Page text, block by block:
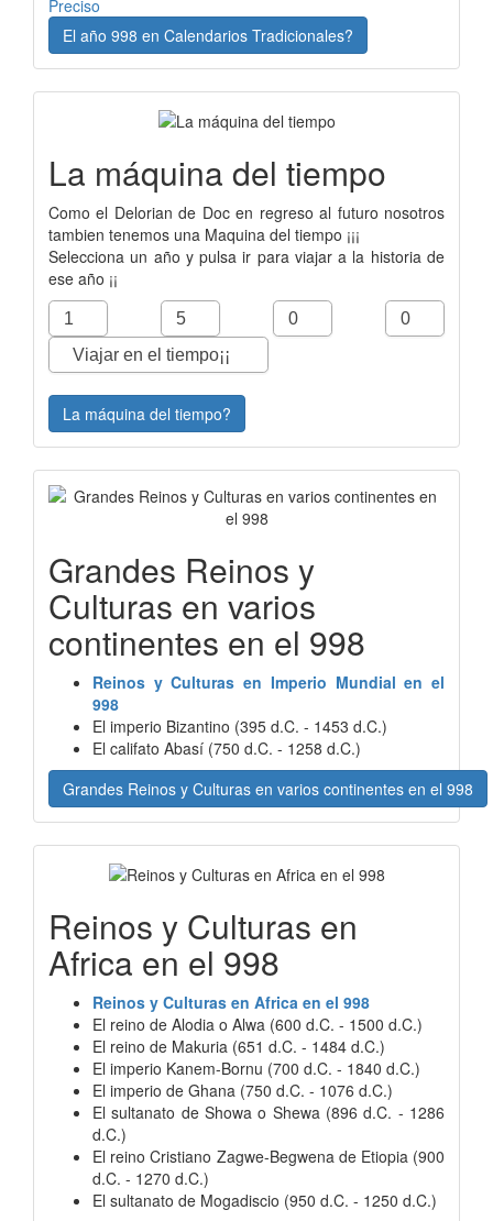
Preciso
El año 998 en Calendarios Tradicionales?
La máquina del tiempo
Como el Delorian de Doc en regreso al futuro nosotros
tambien tenemos una Maquina del tiempo ¡¡¡
Selecciona un año y pulsa ir para viajar a la historia de
ese año ¡¡
La máquina del tiempo?
Grandes Reinos y
Culturas en varios
continentes en el 998
Reinos y Culturas en Imperio Mundial en el
998
El imperio Bizantino (395 d.C. - 1453 d.C.)
El califato Abasí (750 d.C. - 1258 d.C.)
Grandes Reinos y Culturas en varios continentes en el 998
Reinos y Culturas en
Africa en el 998
Reinos y Culturas en Africa en el 998
El reino de Alodia o Alwa (600 d.C. - 1500 d.C.)
El reino de Makuria (651 d.C. - 1484 d.C.)
El imperio Kanem-Bornu (700 d.C. - 1840 d.C.)
El imperio de Ghana (750 d.C. - 1076 d.C.)
El sultanato de Showa o Shewa (896 d.C. - 1286
d.C.)
El reino Cristiano Zagwe-Begwena de Etiopia (900
d.C. - 1270 d.C.)
El sultanato de Mogadiscio (950 d.C. - 1250 d.C.)